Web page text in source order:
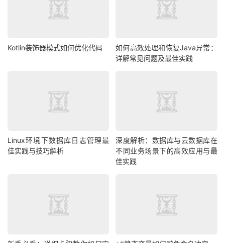
Kotlin装饰器模式如何优化代码
如何高效处理和恢复Java异常：
详解常见问题及最佳实践
Linux环境下数据库日志管理最
佳实践与技巧解析
深度解析：数据库与云数据库在
不同业务场景下的高效应用与最
佳实践